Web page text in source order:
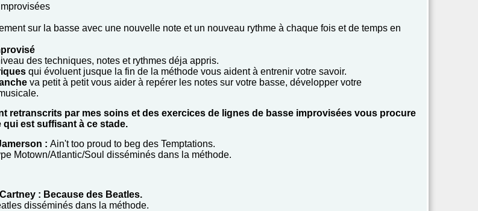
sur la basse avec une nouvelle note et un nouveau rythme à chaque fois et de temps en
des techniques, notes et rythmes déja appris.
qui évoluent jusque la fin de la méthode vous aident à entrenir votre savoir.
va petit à petit vous aider à repérer les notes sur votre basse, développer votre
retranscrits par mes soins et des exercices de lignes de basse improvisées vous procure
est suffisant à ce stade.
: Ain't too proud to beg des Temptations.
Motown/Atlantic/Soul disséminés dans la méthode.
: Because des Beatles.
disséminés dans la méthode.